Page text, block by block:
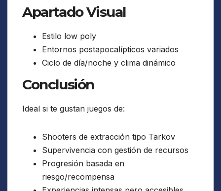
Apartado Visual
Estilo low poly
Entornos postapocalípticos variados
Ciclo de día/noche y clima dinámico
Conclusión
Ideal si te gustan juegos de:
Shooters de extracción tipo Tarkov
Supervivencia con gestión de recursos
Progresión basada en
riesgo/recompensa